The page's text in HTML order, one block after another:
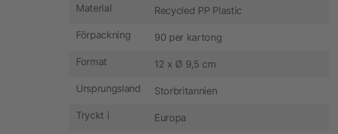
Material Recycled PP Plastic
Förpackning 90 per kartong
Format 12 x Ø 9,5 cm
Ursprungsland Storbritannien
Tryckt i Europa